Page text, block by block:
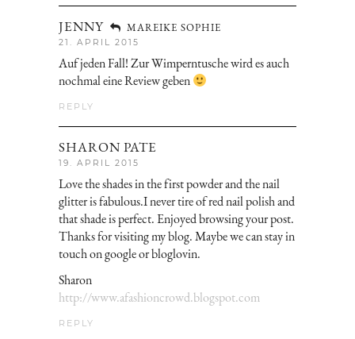
JENNY MAREIKE SOPHIE
21. APRIL 2015
Auf jeden Fall! Zur Wimperntusche wird es auch
nochmal eine Review geben
REPLY
SHARON PATE
19. APRIL 2015
Love the shades in the first powder and the nail
glitter is fabulous.I never tire of red nail polish and
that shade is perfect. Enjoyed browsing your post.
Thanks for visiting my blog. Maybe we can stay in
touch on google or bloglovin.
Sharon
http://www.afashioncrowd.blogspot.com
REPLY